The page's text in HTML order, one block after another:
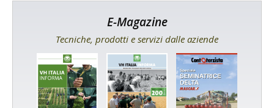
E-Magazine
Tecniche, prodotti e servizi dalle aziende